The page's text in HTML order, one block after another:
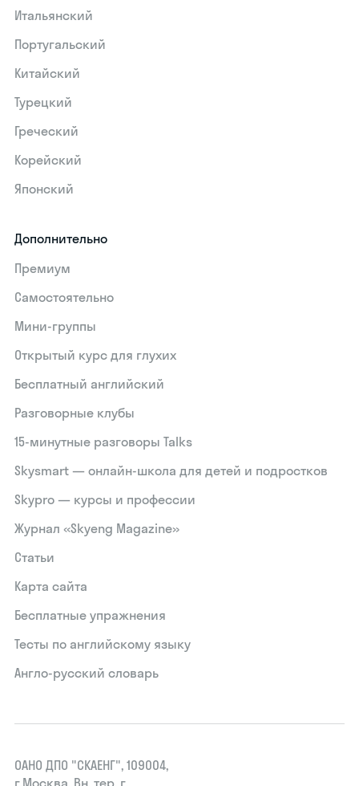
Итальянский
Португальский
Китайский
Турецкий
Греческий
Корейский
Японский
Дополнительно
Премиум
Самостоятельно
Мини-группы
Открытый курс для глухих
Бесплатный английский
Разговорные клубы
15‑минутные разговоры Talks
Skysmart — онлайн-школа для детей и подростков
Skypro — курсы и профессии
Журнал «Skyeng Magazine»
Статьи
Карта сайта
Бесплатные упражнения
Тесты по английскому языку
Англо-русский словарь
ОАНО ДПО "СКАЕНГ", 109004,
г.Москва, Вн. тер. г.